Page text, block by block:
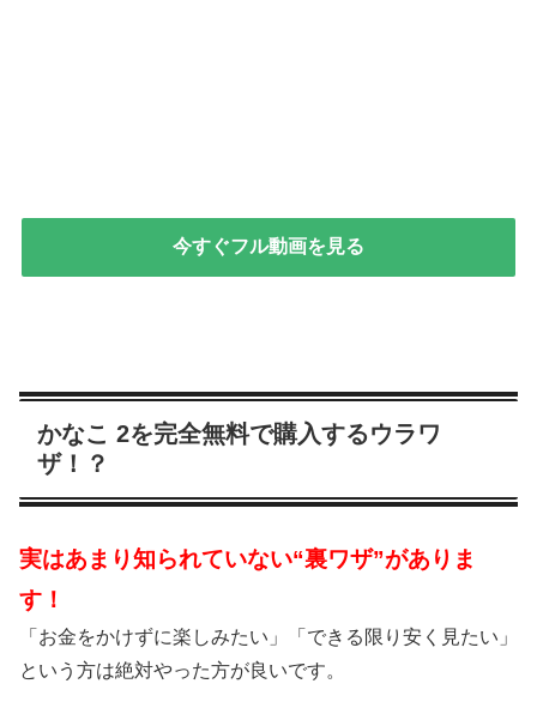
今すぐフル動画を見る
かなこ 2を完全無料で購入するウラワ
ザ！？
実はあまり知られていない“裏ワザ”がありま
す！
「お金をかけずに楽しみたい」「できる限り安く見たい」
という方は絶対やった方が良いです。